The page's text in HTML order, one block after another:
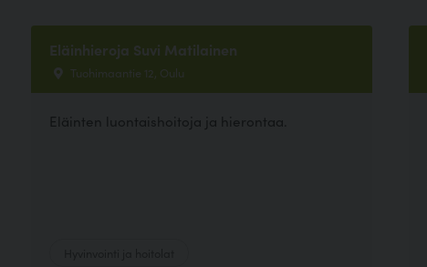
Eläinhieroja Suvi Matilainen
Tuohimaantie 12, Oulu
Eläinten luontaishoitoja ja hierontaa.